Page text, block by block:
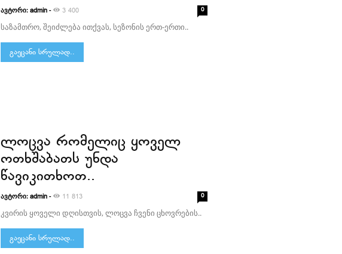
ავტორი: admin - 3 400 0
საზამთრო, შეიძლება ითქვას, სეზონის ერთ-ერთი..
გაეცანი სრულად..
ლოცვა რომელიც ყოველ
ოთხშაბათს უნდა
წავიკითხოთ..
ავტორი: admin - 11 813 0
კვირის ყოველი დღისთვის, ლოცვა ჩვენი ცხოვრების..
გაეცანი სრულად..